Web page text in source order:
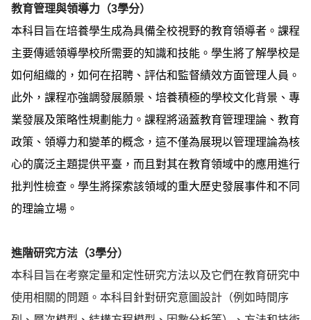
教育管理與領導力（3學分）
本科目旨在培養學生成為具備全校視野的教育領導者。課程
主要傳遞領導學校所需要的知識和技能。學生將了解學校是
如何組織的，如何在招聘、評估和監督績效方面管理人員。
此外，課程亦強調發展願景、培養積極的學校文化背景、專
業發展及策略性規劃能力。課程將涵蓋教育管理理論、教育
政策、領導力和變革的概念，這不僅為展現以管理理論為核
心的廣泛主題提供平臺，而且對其在教育領域中的應用進行
批判性檢查。學生將探索該領域的重大歷史發展事件和不同
的理論立場。
進階研究方法（3學分）
本科目旨在考察定量和定性研究方法以及它們在教育研究中
使用相關的問題。本科目針對研究意圖設計（例如時間序